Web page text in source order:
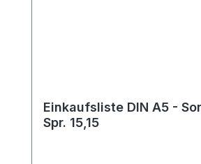
Einkaufsliste DIN A5 -
Spr. 15,15